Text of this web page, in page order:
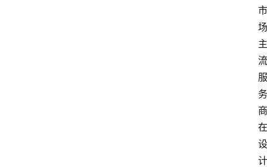
市
场
主
流
服
务
商
在
设
计